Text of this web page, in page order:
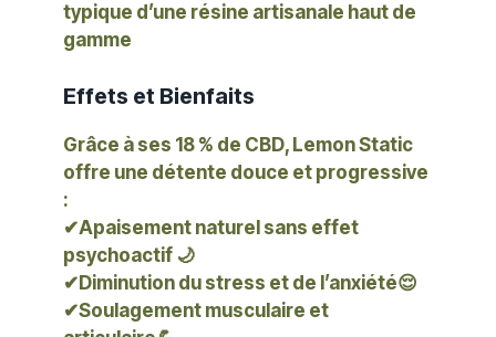
typique d’une résine artisanale haut de
gamme
Effets et Bienfaits
Grâce à ses 18 % de CBD, Lemon Static
offre une détente douce et progressive
:
✔Apaisement naturel sans effet
psychoactif 🌙
✔Diminution du stress et de l’anxiété😌
✔Soulagement musculaire et